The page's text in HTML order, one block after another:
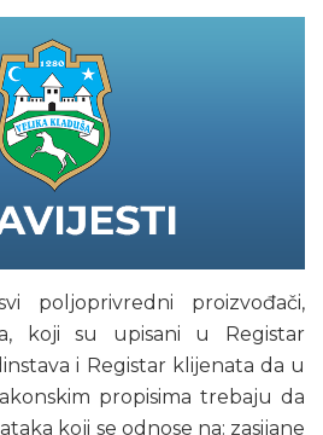
poljoprivredni proizvođači,
koji su upisani u Registar
i Registar klijenata da u
propisima trebaju da
koji se odnose na: zasijane